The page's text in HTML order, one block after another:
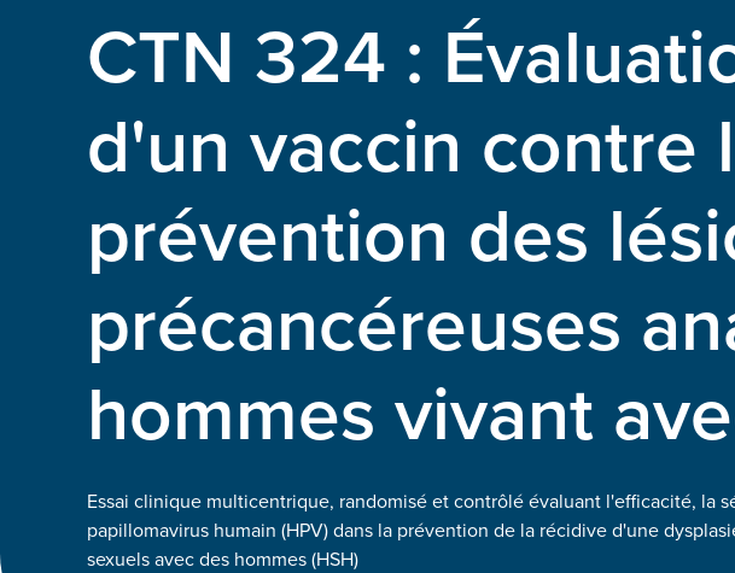
CTN 324 :
d'un vaccin contre
prévention des
précancéreuses
hommes vivant
Essai clinique multicentrique, randomisé et contrôlé évaluant l'efficacité,
papillomavirus humain (HPV) dans la prévention de la récidive d'une
sexuels avec des hommes (HSH)